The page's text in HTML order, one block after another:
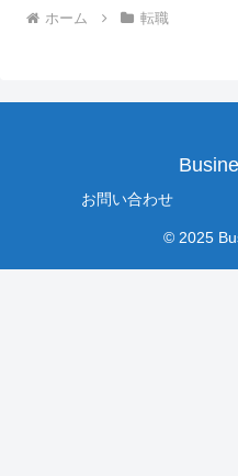
ホーム 転職
お問い合わせ
© 2025